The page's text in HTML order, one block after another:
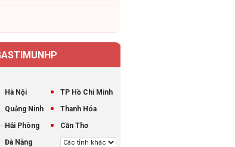
Hà Nội
TP Hồ Chí Minh
Quảng Ninh
Thanh Hóa
Hải Phòng
Cần Thơ
Đà Nẵng